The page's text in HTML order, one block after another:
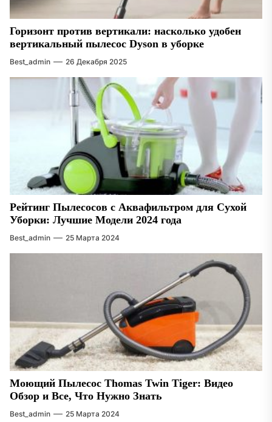
Горизонт против вертикали: насколько удобен
вертикальный пылесос Dyson в уборке
Best_admin 26 Декабря 2025
Рейтинг Пылесосов с Аквафильтром для Сухой
Уборки: Лучшие Модели 2024 года
Best_admin 25 Марта 2024
Моющий Пылесос Thomas Twin Tiger: Видео
Обзор и Все, Что Нужно Знать
Best_admin
25 Марта 2024